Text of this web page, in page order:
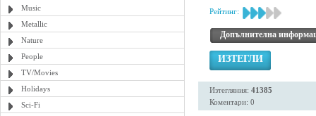
Music
Metallic
Nature
People
TV/Movies
Holidays
Sci-Fi
Рейтинг:
Допълнителна
ИЗТЕГЛИ
Изтегляния: 41385
Коментари: 0